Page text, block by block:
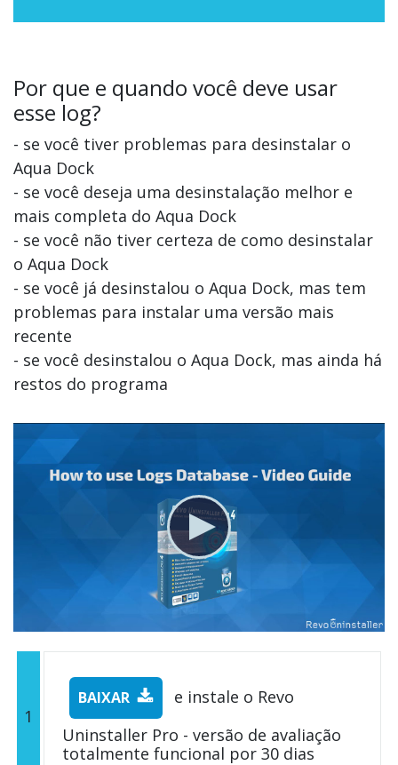
Por que e quando você deve usar
esse log?
- se você tiver problemas para desinstalar o
Aqua Dock
- se você deseja uma desinstalação melhor e
mais completa do Aqua Dock
- se você não tiver certeza de como desinstalar
o Aqua Dock
- se você já desinstalou o Aqua Dock, mas tem
problemas para instalar uma versão mais
recente
- se você desinstalou o Aqua Dock, mas ainda há
restos do programa
1
BAIXAR
e instale o Revo
Uninstaller Pro - versão de avaliação
totalmente funcional por 30 dias